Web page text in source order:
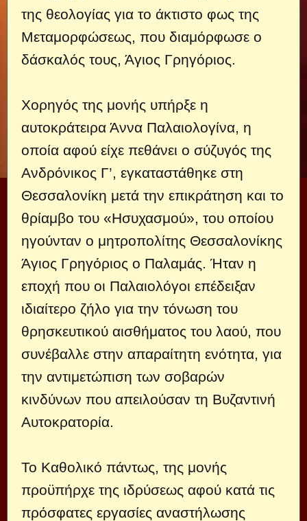
της θεολογίας για το άκτιστο φως της
Μεταμορφώσεως, που διαμόρφωσε ο
δάσκαλός τους, Άγιος Γρηγόριος.
Χορηγός της μονής υπήρξε η
αυτοκράτειρα Άννα Παλαιολογίνα, η
οποία αφού είχε πεθάνει ο σύζυγός της
Ανδρόνικος Γ’, εγκαταστάθηκε στη
Θεσσαλονίκη μετά την επικράτηση και το
θρίαμβο του «Ησυχασμού», του οποίου
ηγούνταν ο μητροπολίτης Θεσσαλονίκης
Άγιος Γρηγόριος ο Παλαμάς. Ήταν η
εποχή που οι Παλαιολόγοι επέδειξαν
ιδιαίτερο ζήλο για την τόνωση του
θρησκευτικού αισθήματος του λαού, που
συνέβαλλε στην απαραίτητη ενότητα, για
την αντιμετώπιση των σοβαρών
κινδύνων που απειλούσαν τη Βυζαντινή
Αυτοκρατορία.
Το Καθολικό πάντως, της μονής
προϋπήρχε της ιδρύσεως αφού κατά τις
πρόσφατες εργασίες αναστήλωσης